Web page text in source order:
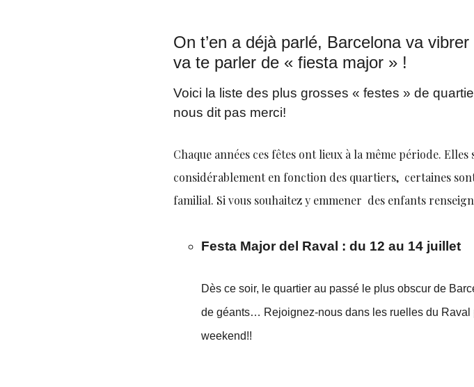
On t’en a déjà parlé, Barcelona va
va te parler de « fiesta major » !
Voici la liste des plus grosses « festes » de
nous dit pas merci!
Chaque années ces fêtes ont lieux à la même période.
considérablement en fonction des quartiers, certaines
familial. Si vous souhaitez y emmener des enfants
Festa Major del Raval : du 12 au 14 juillet
Dès ce soir, le quartier au passé le plus obscur de
de géants… Rejoignez-nous dans les ruelles du Raval
weekend!!